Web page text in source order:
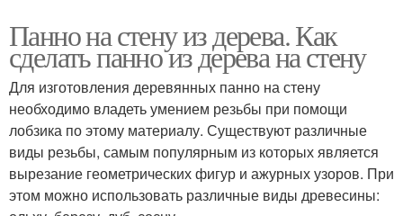
Панно на стену из дерева. Как
сделать панно из дерева на стену
Для изготовления деревянных панно на стену
необходимо владеть умением резьбы при помощи
лобзика по этому материалу. Существуют различные
виды резьбы, самым популярным из которых является
вырезание геометрических фигур и ажурных узоров. При
этом можно использовать различные виды древесины: